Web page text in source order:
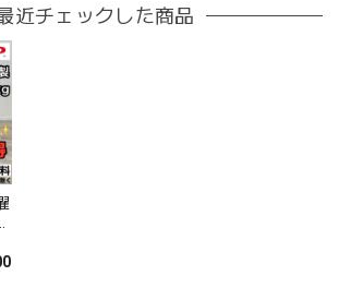
近チェックした商品